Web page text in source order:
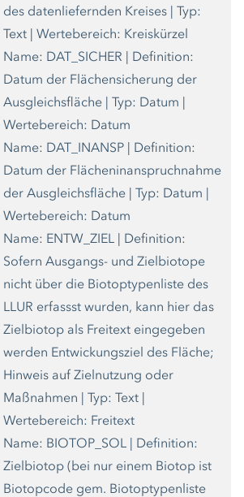
des datenliefernden Kreises | Typ:
Text | Wertebereich: Kreiskürzel
Name: DAT_SICHER | Definition:
Datum der Flächensicherung der
Ausgleichsfläche | Typ: Datum |
Wertebereich: Datum
Name: DAT_INANSP | Definition:
Datum der Flächeninanspruchnahme
der Ausgleichsfläche | Typ: Datum |
Wertebereich: Datum
Name: ENTW_ZIEL | Definition:
Sofern Ausgangs- und Zielbiotope
nicht über die Biotoptypenliste des
LLUR erfassst wurden, kann hier das
Zielbiotop als Freitext eingegeben
werden Entwickungsziel des Fläche;
Hinweis auf Zielnutzung oder
Maßnahmen | Typ: Text |
Wertebereich: Freitext
Name: BIOTOP_SOL | Definition:
Zielbiotop (bei nur einem Biotop ist
Biotopcode gem. Biotoptypenliste